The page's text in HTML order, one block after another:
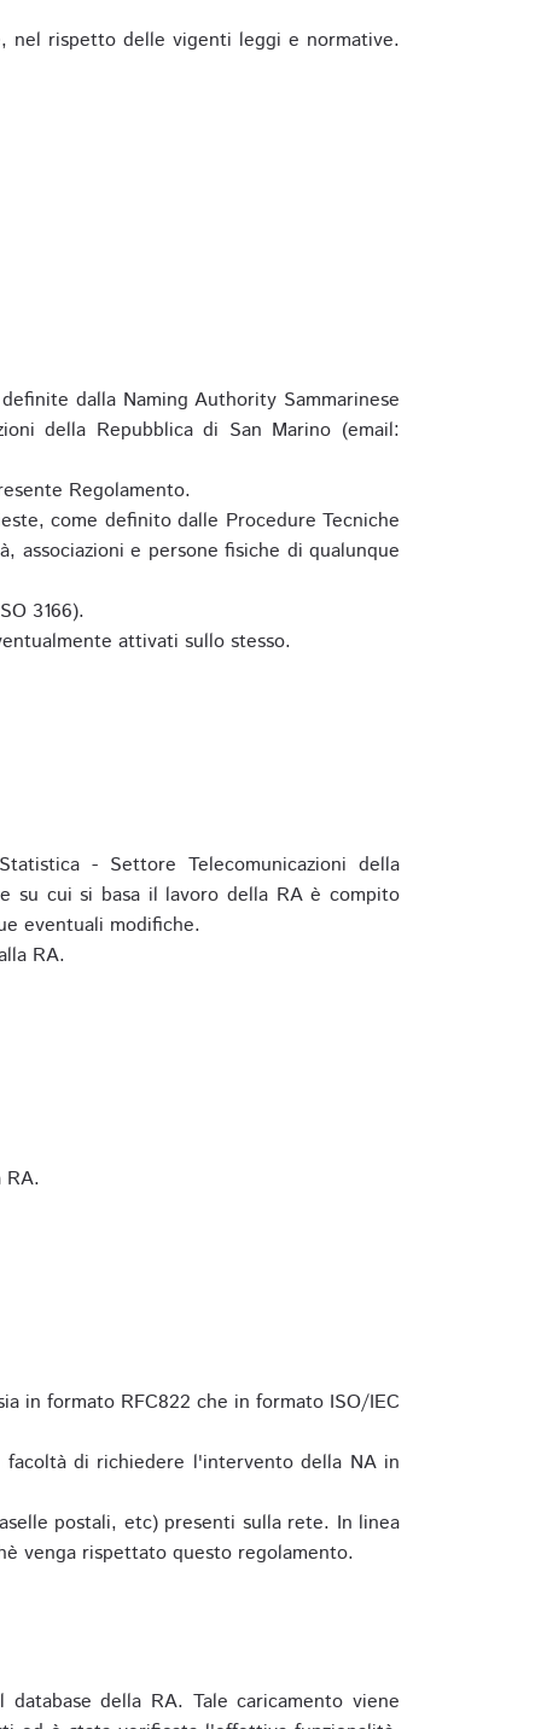
nel rispetto delle vigenti leggi e normative.
dalla Naming Authority Sammarinese
della Repubblica di San Marino (email:
Regolamento.
come definito dalle Procedure Tecniche
associazioni e persone fisiche di qualunque
3166).
attivati sullo stesso.
- Settore Telecomunicazioni della
su cui si basa il lavoro della RA è compito
eventuali modifiche.
RA.
in formato RFC822 che in formato ISO/IEC
di richiedere l'intervento della NA in
postali, etc) presenti sulla rete. In linea
venga rispettato questo regolamento.
della RA. Tale caricamento viene